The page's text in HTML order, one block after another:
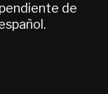
de